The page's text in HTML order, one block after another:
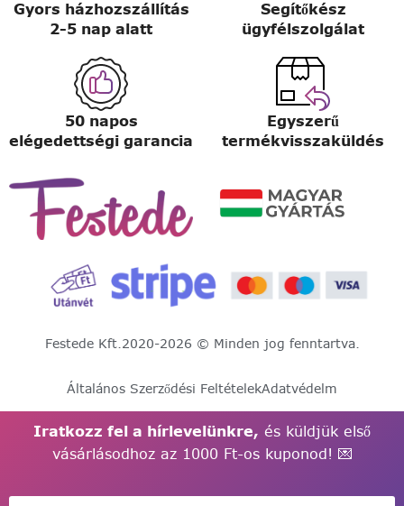
Gyors házhozszállítás
2-5 nap alatt
Segítőkész
ügyfélszolgálat
50 napos
elégedettségi garancia
Egyszerű
termékvisszaküldés
Festede Kft.2020-2026 © Minden jog fenntartva.
Általános Szerződési FeltételekAdatvédelm
Iratkozz fel a hírlevelünkre, és küldjük első
vásárlásodhoz az 1000 Ft-os kuponod! 💌